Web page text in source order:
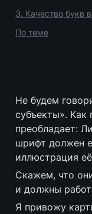
3. Качество букв
По теме
Не будем
субъекты». Как
преобладает:
шрифт должен
иллюстрация
Скажем, что
и должны
Я привожу